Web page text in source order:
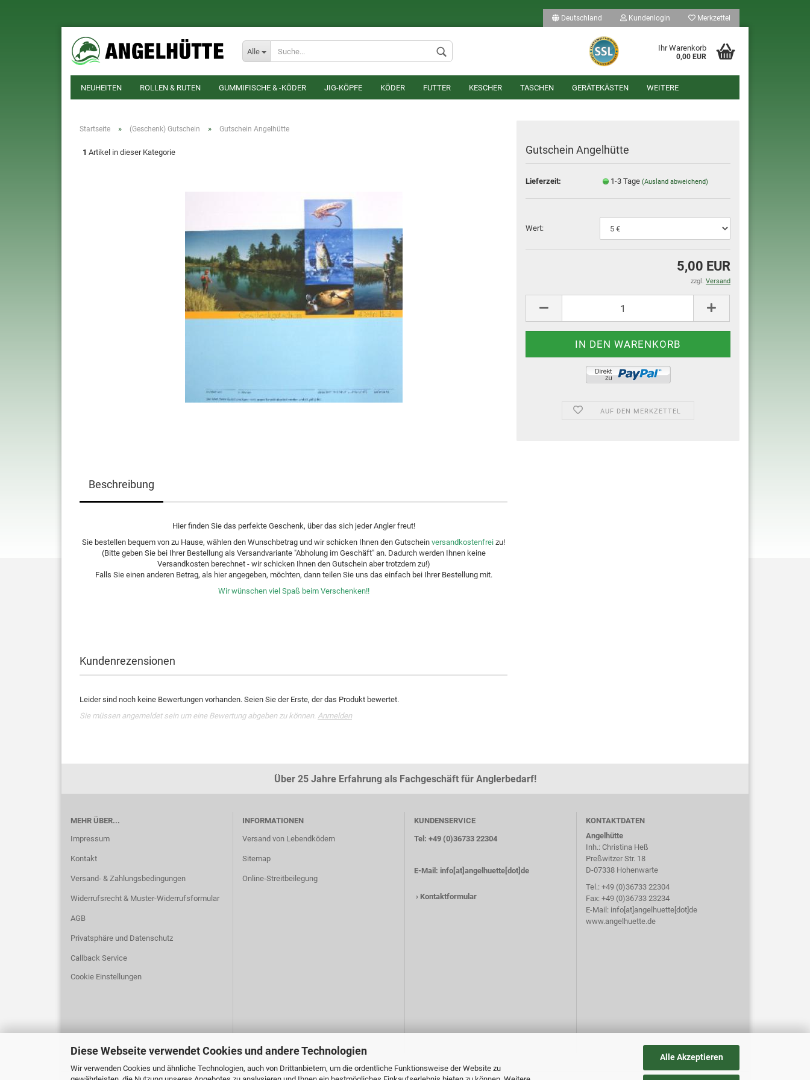
Diese Webseite verwendet Cookies und andere Technologien
Wir verwenden Cookies und ähnliche Technologien, auch von Drittanbietern, um die ordentliche Funktionsweise der Website zu
Alle Akzeptieren
Deutschland
Lieferland
Kundenlogin
Konto erstellen
Passwort vergessen?
Merkzettel
Alle Ihr Warenkorb
0,00 EUR
NEUHEITEN ROLLEN & RUTEN GUMMIFISCHE & -KÖDER JIG-KÖPFE KÖDER FUTTER KESCHER TASCHEN GERÄTEKÄSTEN WEITERE
Startseite » (Geschenk) Gutschein » Gutschein Angelhütte
1 Artikel in dieser Kategorie Gutschein Angelhütte
Lieferzeit: 1-3 Tage(Ausland abweichend)
Wert:
5,00 EUR
zzgl. Versand
AUF DEN MERKZETTEL
Beschreibung
Hier finden Sie das perfekte Geschenk, über das sich jeder Angler freut!
Sie bestellen bequem von zu Hause, wählen den Wunschbetrag und wir schicken Ihnen den Gutschein versandkostenfrei zu!
(Bitte geben Sie bei Ihrer Bestellung als Versandvariante "Abholung im Geschäft" an. Dadurch werden Ihnen keine
Versandkosten berechnet - wir schicken Ihnen den Gutschein aber trotzdem zu!)
Falls Sie einen anderen Betrag, als hier angegeben, möchten, dann teilen Sie uns das einfach bei Ihrer Bestellung mit.
Wir wünschen viel Spaß beim Verschenken!!
Kundenrezensionen
Leider sind noch keine Bewertungen vorhanden. Seien Sie der Erste, der das Produkt bewertet.
Sie müssen angemeldet sein um eine Bewertung abgeben zu können. Anmelden
Über 25 Jahre Erfahrung als Fachgeschäft für Anglerbedarf!
MEHR ÜBER...
Impressum
Kontakt
Versand- & Zahlungsbedingungen
Widerrufsrecht & Muster-Widerrufsformular
AGB
Privatsphäre und Datenschutz
Callback Service
Cookie Einstellungen
INFORMATIONEN
Versand von Lebendködern
Sitemap
Online-Streitbeilegung
KUNDENSERVICE
Tel: +49 (0)36733 22304
E-Mail: info[at]angelhuette[dot]de
› Kontaktformular
KONTAKTDATEN
Angelhütte
Inh.: Christina Heß
Preßwitzer Str. 18
D-07338 Hohenwarte
Tel.: +49 (0)36733 22304
Fax: +49 (0)36733 23234
E-Mail: info[at]angelhuette[dot]de
www.angelhuette.de